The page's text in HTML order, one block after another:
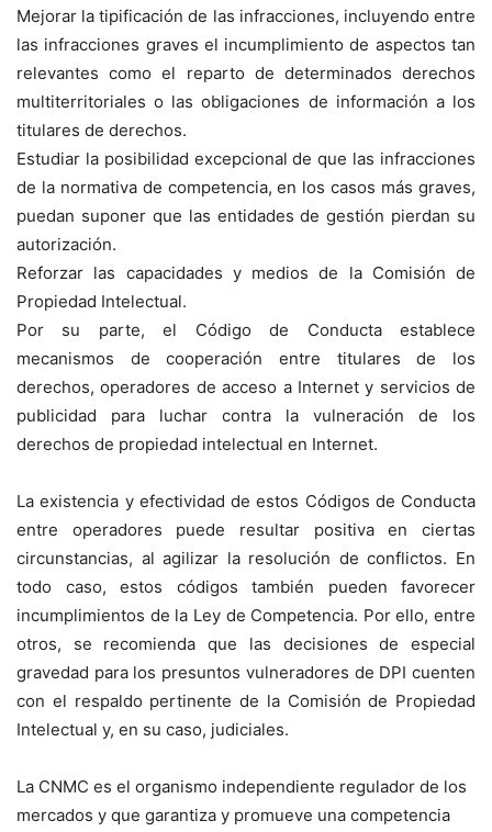
Mejorar la tipificación de las infracciones, incluyendo entre
las infracciones graves el incumplimiento de aspectos tan
relevantes como el reparto de determinados derechos
multiterritoriales o las obligaciones de información a los
titulares de derechos.
Estudiar la posibilidad excepcional de que las infracciones
de la normativa de competencia, en los casos más graves,
puedan suponer que las entidades de gestión pierdan su
autorización.
Reforzar las capacidades y medios de la Comisión de
Propiedad Intelectual.
Por su parte, el Código de Conducta establece
mecanismos de cooperación entre titulares de los
derechos, operadores de acceso a Internet y servicios de
publicidad para luchar contra la vulneración de los
derechos de propiedad intelectual en Internet.
La existencia y efectividad de estos Códigos de Conducta
entre operadores puede resultar positiva en ciertas
circunstancias, al agilizar la resolución de conflictos. En
todo caso, estos códigos también pueden favorecer
incumplimientos de la Ley de Competencia. Por ello, entre
otros, se recomienda que las decisiones de especial
gravedad para los presuntos vulneradores de DPI cuenten
con el respaldo pertinente de la Comisión de Propiedad
Intelectual y, en su caso, judiciales.
La CNMC es el organismo independiente regulador de los
mercados y que garantiza y promueve una competencia